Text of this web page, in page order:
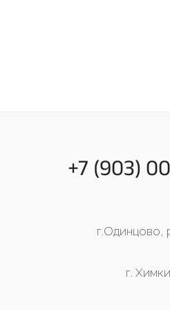
+7 (903)
г.Одинцово,
г.